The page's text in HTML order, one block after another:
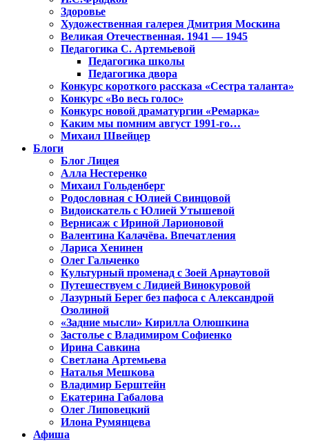
Здоровье
Художественная галерея Дмитрия Москина
Великая Отечественная. 1941 — 1945
Педагогика С. Артемьевой
Педагогика школы
Педагогика двора
Конкурс короткого рассказа «Сестра таланта»
Конкурс «Во весь голос»
Конкурс новой драматургии «Ремарка»
Каким мы помним август 1991-го…
Михаил Швейцер
Блоги
Блог Лицея
Алла Нестеренко
Михаил Гольденберг
Родословная с Юлией Свинцовой
Видоискатель с Юлией Утышевой
Вернисаж с Ириной Ларионовой
Валентина Калачёва. Впечатления
Лариса Хенинен
Олег Гальченко
Культурный променад с Зоей Арнаутовой
Путешествуем с Лидией Винокуровой
Лазурный Берег без пафоса с Александрой
Озолиной
«Задние мысли» Кирилла Олюшкина
Застолье с Владимиром Софиенко
Ирина Савкина
Светлана Артемьева
Наталья Мешкова
Владимир Берштейн
Екатерина Габалова
Олег Липовецкий
Илона Румянцева
Афиша